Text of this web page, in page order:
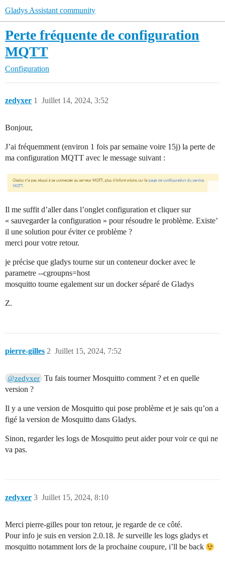
Gladys Assistant community
Perte fréquente de configuration
MQTT
Configuration
zedyxer Juillet 14, 2024, 3:52
1
Bonjour,
J’ai fréquemment (environ 1 fois par semaine voire 15j) la perte de
ma configuration MQTT avec le message suivant :
Il me suffit d’aller dans l’onglet configuration et cliquer sur
« sauvegarder la configuration » pour résoudre le problème. Existe’
il une solution pour éviter ce problème ?
merci pour votre retour.
je précise que gladys tourne sur un conteneur docker avec le
parametre --cgroupns=host
mosquitto tourne egalement sur un docker séparé de Gladys
Z.
pierre-gilles Juillet 15, 2024, 7:52
2
@zedyxer Tu fais tourner Mosquitto comment ? et en quelle
version ?
Il y a une version de Mosquitto qui pose problème et je sais qu’on a
figé la version de Mosquitto dans Gladys.
Sinon, regarder les logs de Mosquitto peut aider pour voir ce qui ne
va pas.
zedyxer Juillet 15, 2024, 8:10
3
Merci pierre-gilles pour ton retour, je regarde de ce côté.
Pour info je suis en version 2.0.18. Je surveille les logs gladys et
mosquitto notamment lors de la prochaine coupure, i’ll be back